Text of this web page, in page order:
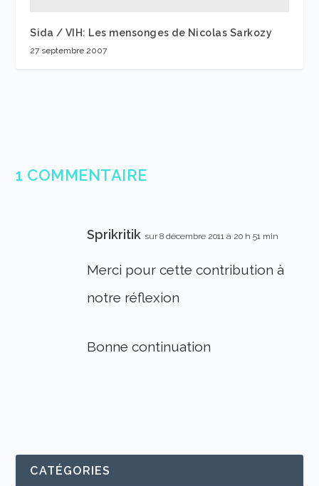
Sida / VIH: Les mensonges de Nicolas Sarkozy
27 septembre 2007
1 COMMENTAIRE
Sprikritik sur 8 décembre 2011 à 20 h 51 min
Merci pour cette contribution à
notre réflexion
Bonne continuation
CATÉGORIES